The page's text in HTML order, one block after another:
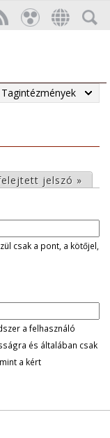
Tagintézmények
jelszó »
csak a pont, a kötőjel,
a felhasználó
és általában csak
a kért